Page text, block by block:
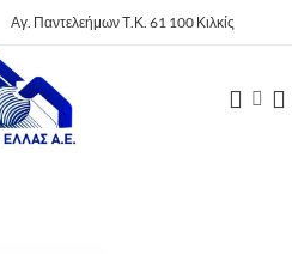
Αγ. Παντελεήμων Τ.Κ. 61 100 Κιλκίς